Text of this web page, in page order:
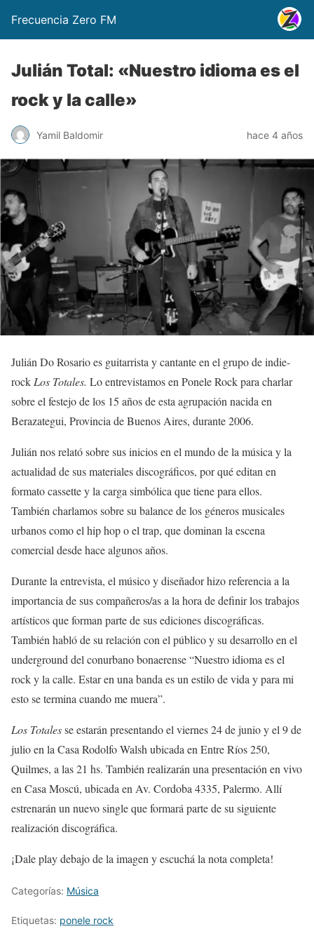
Frecuencia Zero FM
Julián Total: «Nuestro idioma es el
rock y la calle»
Yamil Baldomir hace 4 años
Julián Do Rosario es guitarrista y cantante en el grupo de indie-
rock Los Totales. Lo entrevistamos en Ponele Rock para charlar
sobre el festejo de los 15 años de esta agrupación nacida en
Berazategui, Provincia de Buenos Aires, durante 2006.
Julián nos relató sobre sus inicios en el mundo de la música y la
actualidad de sus materiales discográficos, por qué editan en
formato cassette y la carga simbólica que tiene para ellos.
También charlamos sobre su balance de los géneros musicales
urbanos como el hip hop o el trap, que dominan la escena
comercial desde hace algunos años.
Durante la entrevista, el músico y diseñador hizo referencia a la
importancia de sus compañeros/as a la hora de definir los trabajos
artísticos que forman parte de sus ediciones discográficas.
También habló de su relación con el público y su desarrollo en el
underground del conurbano bonaerense “Nuestro idioma es el
rock y la calle. Estar en una banda es un estilo de vida y para mi
esto se termina cuando me muera”.
Los Totalesse estarán presentando el viernes 24 de junio y el 9 de
julio en la Casa Rodolfo Walsh ubicada en Entre Ríos 250,
Quilmes, a las 21 hs. También realizarán una presentación en vivo
en Casa Moscú, ubicada en Av. Cordoba 4335, Palermo. Allí
estrenarán un nuevo single que formará parte de su siguiente
realización discográfica.
¡Dale play debajo de la imagen y escuchá la nota completa!
Categorías: Música
Etiquetas: ponele rock